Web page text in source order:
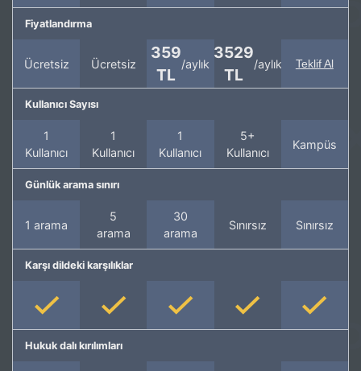
Fiyatlandırma
Ücretsiz Ücretsiz
359
TL
/aylık
3529
TL
/aylık Teklif Al
Kullanıcı Sayısı
1
Kullanıcı
1
Kullanıcı
1
Kullanıcı
5+
Kullanıcı
Kampüs
Günlük arama sınırı
1 arama
5
arama
30
arama
Sınırsız Sınırsız
Karşı dildeki karşılıklar
Hukuk dalı kırılımları